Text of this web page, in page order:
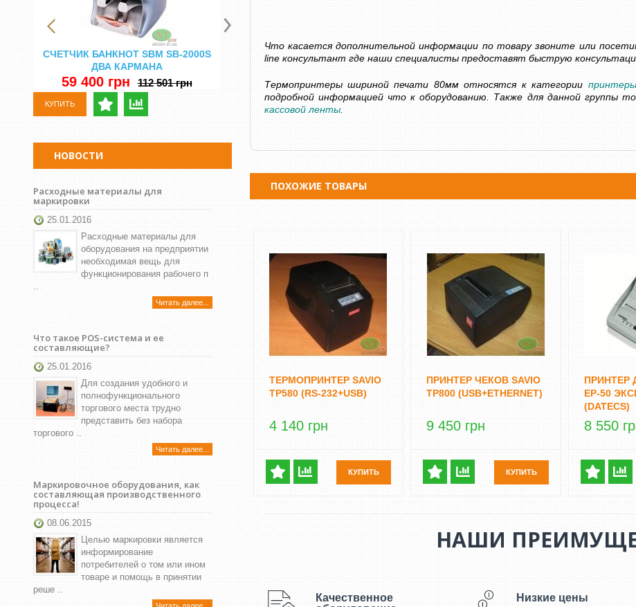
СЧЕТЧИК БАНКНОТ SBM SB-2000S
ДВА КАРМАНА
59 400 грн 112 501 грн
КУПИТЬ
СЧЕТНАЯ МАШИНКА ДЛЯ ДЕНЕГ
DORS 750 С ОПРЕДЕЛЕНИЕМ
29 500 грн Уточнюйте
СЧЕТЧИК БАНКНОТ - ДЕТЕКТОР
ВАЛЮТ DOCASH CUBE
14 500 грн Уточнюйте
КУПИТЬ
НОВОСТИ
Расходные материалы для
маркировки
25.01.2016
Расходные материалы для
оборудования на предприятии
необходимая вещь для
функционирования рабочего п
..
Читать далее...
Что такое POS-система и ее
составляющие?
25.01.2016
Для создания удобного и
полнофункционального
торгового места трудно
представить без набора
торгового ..
Читать далее...
Маркировочное оборудования, как
составляющая производственного
процесса!
08.06.2015
Целью маркировки является
информирование
потребителей о том или ином
товаре и помощь в принятии
реше ..
Что касается дополнительной информации по товару звоните или
line консультант где наши специалисты предоставят быструю
Термопринтеры шириной печати 80мм относятся к категории
подробной информацией что к оборудованию. Также для данной группы
кассовой ленты.
ПОХОЖИЕ ТОВАРЫ
ТЕРМОПРИНТЕР SAVIO
TP580 (RS-232+USB)
4 140 грн
КУПИТЬ
ПРИНТЕР ЧЕКОВ SAVIO
TP800 (USB+ETHERNET)
9 450 грн
КУПИТЬ
ПРИНТЕР
EP-50
(DATECS)
8 550
НАШИ
Качественное
Низкие цены